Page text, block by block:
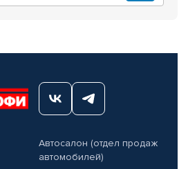
Автосалон (отдел продаж
автомобилей)